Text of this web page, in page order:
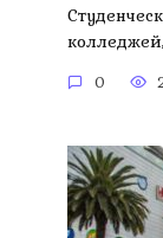
0